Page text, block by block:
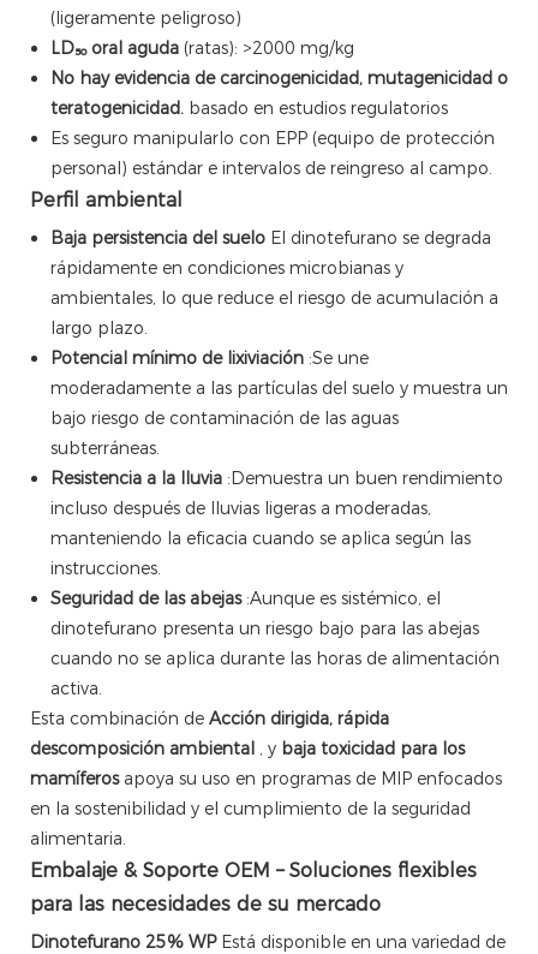
(ligeramente peligroso)
LD₅₀ oral aguda (ratas): >2000 mg/kg
No hay evidencia de carcinogenicidad, mutagenicidad o
teratogenicidad. basado en estudios regulatorios
Es seguro manipularlo con EPP (equipo de protección
personal) estándar e intervalos de reingreso al campo.
Perfil ambiental
Baja persistencia del suelo El dinotefurano se degrada
rápidamente en condiciones microbianas y
ambientales, lo que reduce el riesgo de acumulación a
largo plazo.
Potencial mínimo de lixiviación :Se une
moderadamente a las partículas del suelo y muestra un
bajo riesgo de contaminación de las aguas
subterráneas.
Resistencia a la lluvia :Demuestra un buen rendimiento
incluso después de lluvias ligeras a moderadas,
manteniendo la eficacia cuando se aplica según las
instrucciones.
Seguridad de las abejas :Aunque es sistémico, el
dinotefurano presenta un riesgo bajo para las abejas
cuando no se aplica durante las horas de alimentación
activa.
Esta combinación de Acción dirigida, rápida
descomposición ambiental
, y baja toxicidad para los
mamíferos apoya su uso en programas de MIP enfocados
en la sostenibilidad y el cumplimiento de la seguridad
alimentaria.
Embalaje & Soporte OEM – Soluciones flexibles
para las necesidades de su mercado
Dinotefurano 25% WP Está disponible en una variedad de